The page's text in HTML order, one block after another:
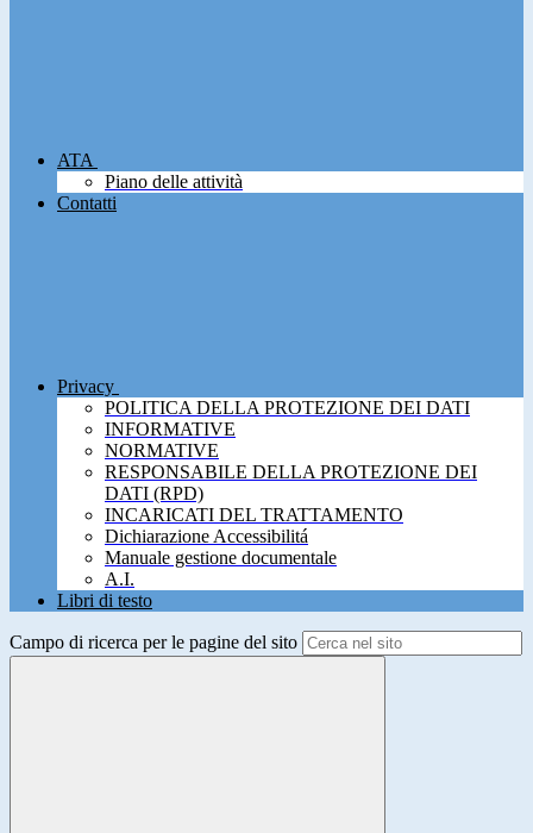
ATA
Piano delle attività
Contatti
Privacy
POLITICA DELLA PROTEZIONE DEI DATI
INFORMATIVE
NORMATIVE
RESPONSABILE DELLA PROTEZIONE DEI
DATI (RPD)
INCARICATI DEL TRATTAMENTO
Dichiarazione Accessibilitá
Manuale gestione documentale
A.I.
Libri di testo
Campo di ricerca per le pagine del sito